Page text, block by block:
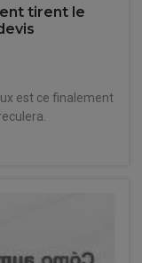
tirent le
est ce finalement